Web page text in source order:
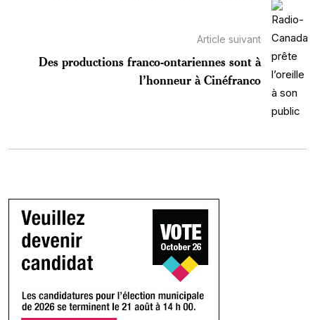
Article suivant
Des productions franco-ontariennes sont à
l’honneur à Cinéfranco